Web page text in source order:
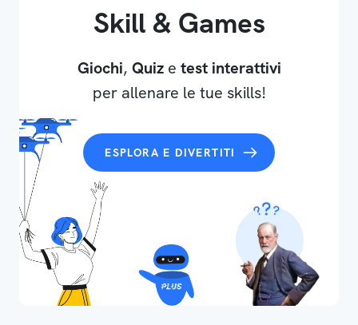
Skill & Games
Giochi, Quize test interattivi
per allenare le tue skills!
ESPLORA E DIVERTITI